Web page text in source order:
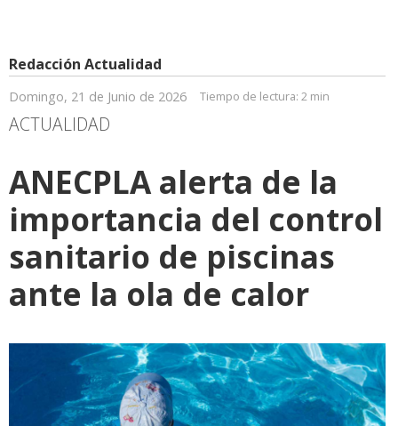
Redacción Actualidad
Domingo, 21 de Junio de 2026 Tiempo de lectura: 2 min
ACTUALIDAD
ANECPLA alerta de la
importancia del control
sanitario de piscinas
ante la ola de calor